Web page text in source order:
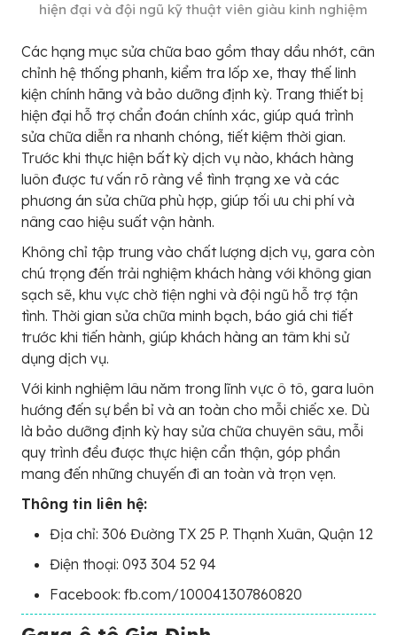
hiện đại và đội ngũ kỹ thuật viên giàu kinh nghiệm
Các hạng mục sửa chữa bao gồm thay dầu nhớt, cân
chỉnh hệ thống phanh, kiểm tra lốp xe, thay thế linh
kiện chính hãng và bảo dưỡng định kỳ. Trang thiết bị
hiện đại hỗ trợ chẩn đoán chính xác, giúp quá trình
sửa chữa diễn ra nhanh chóng, tiết kiệm thời gian.
Trước khi thực hiện bất kỳ dịch vụ nào, khách hàng
luôn được tư vấn rõ ràng về tình trạng xe và các
phương án sửa chữa phù hợp, giúp tối ưu chi phí và
nâng cao hiệu suất vận hành.
Không chỉ tập trung vào chất lượng dịch vụ, gara còn
chú trọng đến trải nghiệm khách hàng với không gian
sạch sẽ, khu vực chờ tiện nghi và đội ngũ hỗ trợ tận
tình. Thời gian sửa chữa minh bạch, báo giá chi tiết
trước khi tiến hành, giúp khách hàng an tâm khi sử
dụng dịch vụ.
Với kinh nghiệm lâu năm trong lĩnh vực ô tô, gara luôn
hướng đến sự bền bỉ và an toàn cho mỗi chiếc xe. Dù
là bảo dưỡng định kỳ hay sửa chữa chuyên sâu, mỗi
quy trình đều được thực hiện cẩn thận, góp phần
mang đến những chuyến đi an toàn và trọn vẹn.
Thông tin liên hệ:
Địa chỉ: 306 Đường TX 25 P. Thạnh Xuân, Quận 12
Điện thoại: 093 304 52 94
Facebook: fb.com/100041307860820